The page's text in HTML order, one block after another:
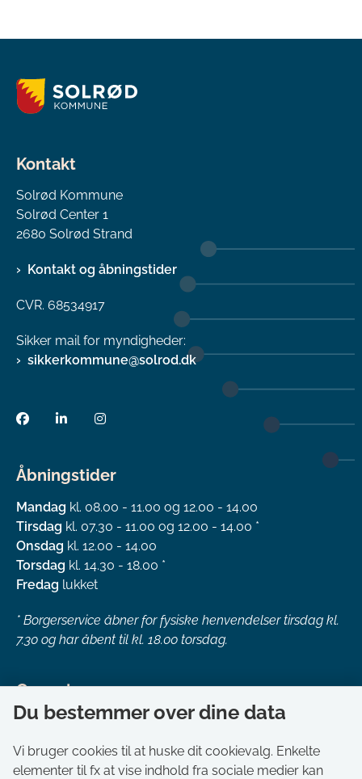
Kontakt
Solrød Kommune
Solrød Center 1
2680 Solrød Strand
Kontakt og åbningstider
CVR. 68534917
Sikker mail for myndigheder:
sikkerkommune@solrod.dk
Åbningstider
Mandag kl. 08.00 - 11.00 og 12.00 - 14.00
Tirsdag kl. 07.30 - 11.00 og 12.00 - 14.00 *
Onsdag kl. 12.00 - 14.00
Torsdag kl. 14.30 - 18.00 *
Fredag lukket
* Borgerservice åbner for fysiske henvendelser tirsdag kl.
7.30 og har åbent til kl. 18.00 torsdag.
Genveje
Om kommunen
Aktuelt
Du bestemmer over dine data
Vi bruger cookies til at huske dit cookievalg. Enkelte
elementer til fx at vise indhold fra sociale medier kan